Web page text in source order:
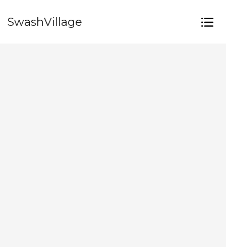
SwashVillage